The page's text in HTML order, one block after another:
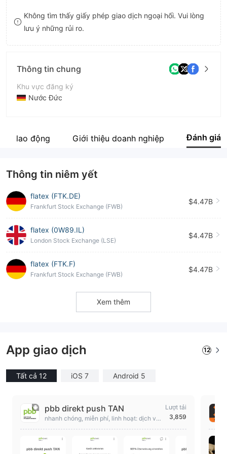
9
8
9
Không tìm thấy giấy phép giao dịch ngoại hối. Vui lòng
lưu ý những rủi ro.
Thông tin chung
Khu vực đăng ký
Nước Đức
Tên công ty
lao động Giới thiệu doanh nghiệp Đánh giá
Thông tin niêm yết
flatex (FTK.DE)
Frankfurt Stock Exchange (FWB)
$4.47B
flatex (0W89.IL)
London Stock Exchange (LSE)
$4.47B
flatex (FTK.F)
Frankfurt Stock Exchange (FWB)
$4.47B
Xem thêm
App giao dịch 12
Tất cả 12 iOS 7 Android 5
pbb direkt push TAN
nhanh chóng, miễn phí, linh hoạt: dịch vụ
Lượt tải
3,859